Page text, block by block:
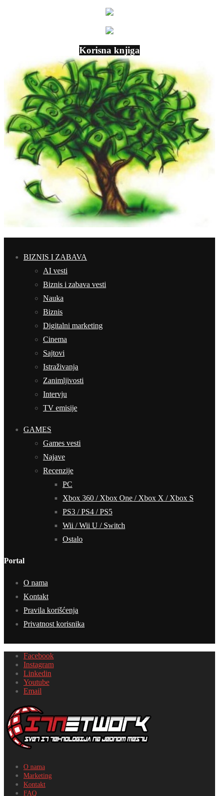
Korisna knjiga
BIZNIS I ZABAVA
AI vesti
Biznis i zabava vesti
Nauka
Biznis
Digitalni marketing
Cinema
Sajtovi
Istraživanja
Zanimljivosti
Intervju
TV emisije
GAMES
Games vesti
Najave
Recenzije
PC
Xbox 360 / Xbox One / Xbox X / Xbox S
PS3 / PS4 / PS5
Wii / Wii U / Switch
Ostalo
Portal
O nama
Kontakt
Pravila korišćenja
Privatnost korisnika
Facebook
Instagram
Linkedin
Youtube
Email
O nama
Marketing
Kontakt
FAQ